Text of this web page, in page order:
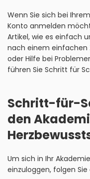
Wenn Sie sich bei
Konto anmelden
Artikel, wie es einfach
nach einem einfachen
oder Hilfe bei
führen Sie Schritt für
Schritt-für-
den
Um sich in Ihr
einzuloggen, folgen